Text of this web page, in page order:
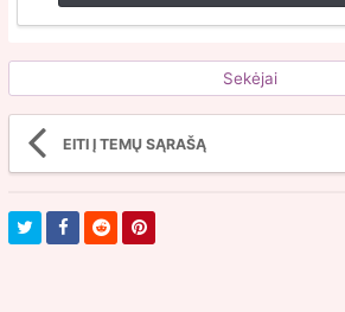
Sekėjai
EITI Į TEMŲ SĄRAŠĄ